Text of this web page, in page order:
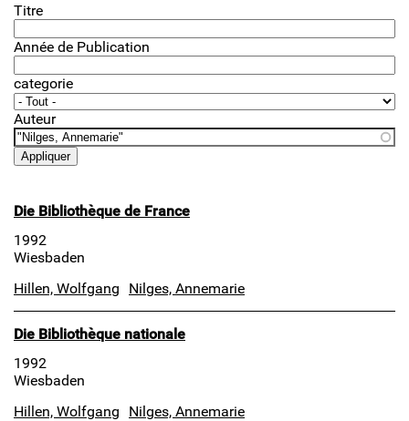
Titre
Année de Publication
categorie
Auteur
Die Bibliothèque de France
1992
Wiesbaden
Hillen, Wolfgang
Nilges, Annemarie
Die Bibliothèque nationale
1992
Wiesbaden
Hillen, Wolfgang
Nilges, Annemarie